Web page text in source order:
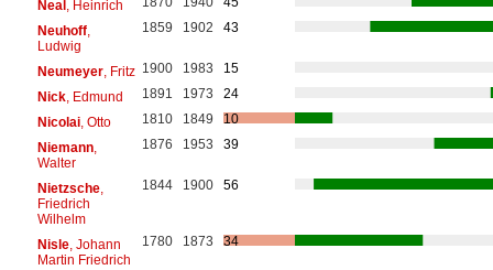
Neal , Heinrich
Neuhoff,
Ludwig
1859 1902 43
Neumeyer, Fritz 1900 1983
15
Nick, Edmund 1891 1973
24
Nicolai, Otto 1810 1849
10
Niemann,
Walter
1876 1953 39
Nietzsche,
Friedrich
Wilhelm
1844 1900 56
Nisle, Johann
Martin Friedrich
1780 1873 34